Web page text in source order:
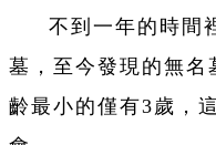
不到一年的時間
墓，至今發現的無名
齡最小的僅有3歲，